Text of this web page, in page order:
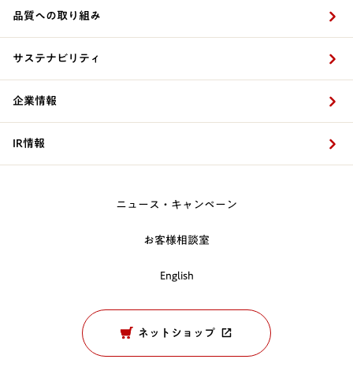
品質への取り組み
サステナビリティ
企業情報
IR情報
ニュース・キャンペーン
お客様相談室
English
ネットショップ